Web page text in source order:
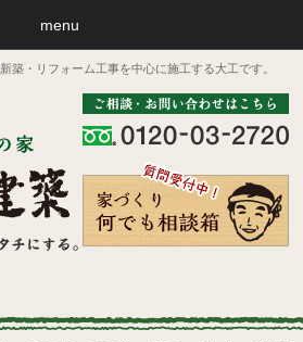
menu
築・リフォーム工事を中心に施工する大工です。